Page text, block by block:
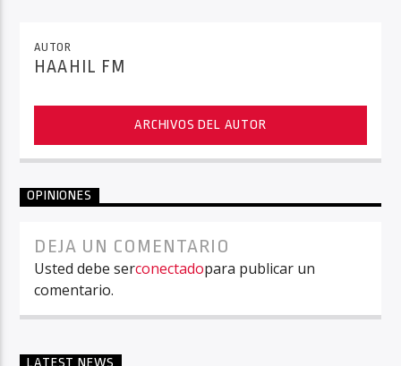
AUTOR
HAAHIL FM
ARCHIVOS DEL AUTOR
OPINIONES
DEJA UN COMENTARIO
Usted debe serconectadopara publicar un
comentario.
LATEST NEWS